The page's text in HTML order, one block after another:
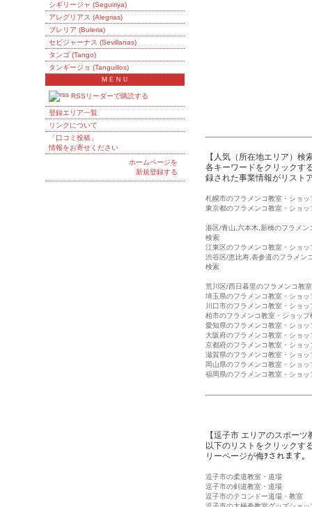
【人気（所在地エリア）検
各キーワードをクリックす
録された事業情報がリスト
札幌市のフラメンコ教室・ショッ
東京都のフラメンコ教室・ショッ
港区/青山,六本木,新橋のフラメン
検索
江東区のフラメンコ教室・ショッ
渋谷区/恵比寿,表参道のフラメン
検索
荒川区/西日暮里のフラメンコ教
埼玉県のフラメンコ教室・ショッ
川口市のフラメンコ教室・ショッ
柏市のフラメンコ教室・ショップ
愛知県のフラメンコ教室・ショッ
大阪府のフラメンコ教室・ショッ
京都府のフラメンコ教室・ショッ
滋賀県のフラメンコ教室・ショッ
岡山県のフラメンコ教室・ショッ
福岡県のフラメンコ教室・ショッ
【逗子市 エリアのスポー
以下のリストをクリックす
リーページが侮ｦされます。
逗子市の柔道教室・道場
逗子市の剣道教室・道場
逗子市のテコンドー道場・教室
シギリージャ (Seguiriya)
アレグリアス (Alegrias)
ブレリア (Buleria)
セビジャーナス (Sevillanas)
タンゴ (Tango)
タンギージョ (Tanguillos)
ＭＥＮＵ
RSSリーダーで購読する
登録エリア一覧
リンクについて
「口コミ投稿」
情報をお寄せください
ホームページを
新規登録する